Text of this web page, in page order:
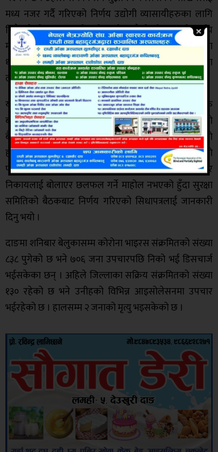
मध्य नजर गर्दै गरिएको निर्णय उद्योगी व्यासायीहरुका लागि
ठिकै रहेको बताउनु भयो । यो निर्णय सबैको जीत भएको निर्णय
मान्नु पर्छ, हामीले अब निषेधाज्ञा बढाउने भए,´स्वरुप परिवर्तनमा
ध्यान दिन भनेका थियो, सबै कुरा त पूरा भएनन् तर अहिलेका
लागि ठिकै छ, उहाँले भन्नु भयो ।
यस अघि जिल्ला कोरोना संकट व्यवस्थापन समितिको बैठक
बसेर निर्णय हुँदै आएकोमा यस पटक जिल्ला सुरक्षा समितिको
बैठकले निषेधाज्ञाको स्वरुप परिवर्तन सम्बन्धमा निर्णय गरेको
हो । प्रमुख जिल्ला अधिकारी रिजालका अनुसार अहिलेको
परिस्थितिमा सबै पालिकाका प्रमुख, नीजि क्षेत्र, सरोकार
निकायलाई बोलाएर छलफल गर्ने माहोल नभएको हुँदा सुरक्षा
समितिको बैठकबाट निर्णय गरिएको सिधापत्रलाई जानकारी
दिनु भयो ।
दाङमा शनिबार बेलुकासम्म कोरोना भाइरस संक्रमितको संख्या
८३८ पुगेको छ भने ७०६ जना उपचारपछि निको भई डिसचार्ज
भईसकेका छन् । अहिले जिल्लाका सक्रिय संक्रमितको संख्या
१३० रहेको छ भने उनीहको विभिन्न आइसोलेसनमा उपचार
भईरहेको छ । हालसम्म २ जनाको मृत्यु भइसकेको छ ।